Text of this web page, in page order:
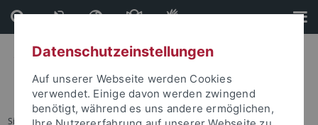
Direkt
zum
Inhalt
Direkt
zur
Fußleiste
Sie sind hier: Startseite
Datenschutzeinstellungen
Auf unserer Webseite werden Cookies
verwendet. Einige davon werden zwingend
benötigt, während es uns andere ermöglichen,